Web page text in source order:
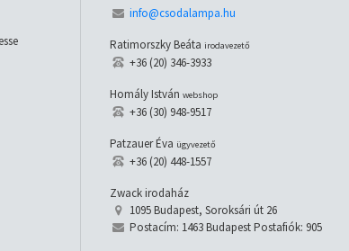
info@csodalampa.hu
Ratimorszky Beáta irodavezető
+36 (20) 346-3933
Homály Istvánwebshop
+36 (30) 948-9517
Patzauer Éva ügyvezető
+36 (20) 448-1557
Zwack irodaház
1095 Budapest, Soroksári út 26
Postacím: 1463 Budapest Postafiók: 905